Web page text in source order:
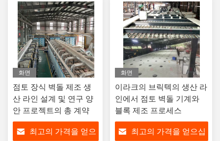
화면
점토 장식 벽돌 제조 생
산 라인 설계 및 연구 양
안 프로젝트의 총 계약
최고의 가격을 얻으
화면
이라크의 브릭텍의 생산 라
인에서 점토 벽돌 기계와
블록 제조 프로세스
최고의 가격을 얻으십